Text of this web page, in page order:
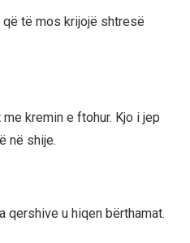
të mos krijojë shtresë
kremin e ftohur. Kjo i jep
në shije.
qershive u hiqen bërthamat.